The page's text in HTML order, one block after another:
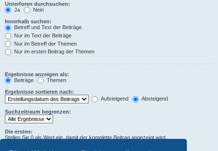
Unterforen durchsuchen:
Ja
Nein
Innerhalb suchen:
Betreff und Text der Beiträge
Nur im Text der Beiträge
Nur im Betreff der Themen
Nur im ersten Beitrag der Themen
Ergebnisse anzeigen als:
Beiträge
Themen
Ergebnisse sortieren nach:
Aufsteigend
Absteigend
Suchzeitraum begrenzen:
Die ersten:
Stellen Sie 0 als Wert ein, damit der komplette Beitrag angezeigt wird.